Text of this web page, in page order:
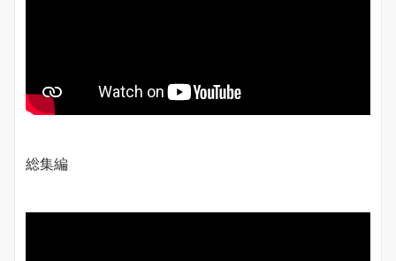
総集編